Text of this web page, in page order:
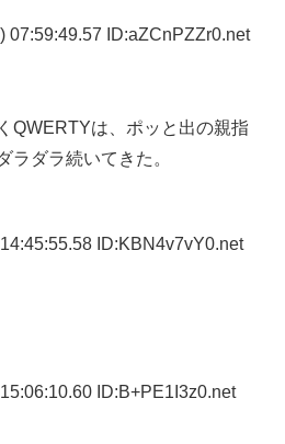
07:59:49.57 ID:aZCnPZZr0.net
QWERTYは、ポッと出の親指
ラダラ続いてきた。
ID:KBN4v7vY0.net
ID:B+PE1I3z0.net